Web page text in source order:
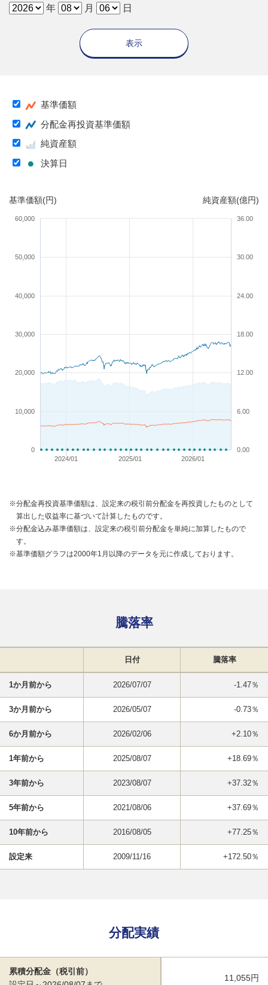
年 月 日
表示
基準価額
分配金再投資基準価額
純資産額
決算日
基準価額(円) 純資産額(億円)
2024/01 2025/01 2026/01
0
10,000
20,000
30,000
40,000
50,000
60,000
0.00
24.00
6.00
12.00
18.00
30.00
36.00
※分配金再投資基準価額は、設定来の税引前分配金を再投資したものとして
算出した収益率に基づいて計算したものです。
※分配金込み基準価額は、設定来の税引前分配金を単純に加算したもので
す。
※基準価額グラフは2000年1月以降のデータを元に作成しております。
騰落率
日付 騰落率
1か月前から 2026/07/07 -1.47％
3か月前から 2026/05/07 -0.73％
6か月前から 2026/02/06 +2.10％
1年前から 2025/08/07 +18.69％
3年前から 2023/08/07 +37.32％
5年前から 2021/08/06 +37.69％
10年前から 2016/08/05 +77.25％
設定来 2009/11/16 +172.50％
分配実績
累積分配金（税引前）
11,055円